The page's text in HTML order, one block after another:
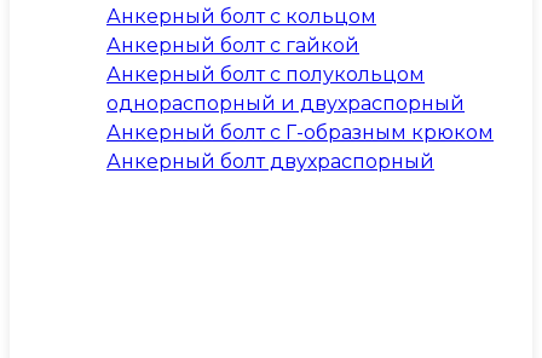
Анкерный болт с кольцом
Анкерный болт с гайкой
Анкерный болт с полукольцом
однораспорный и двухраспорный
Анкерный болт с Г-образным крюком
Анкерный болт двухраспорный